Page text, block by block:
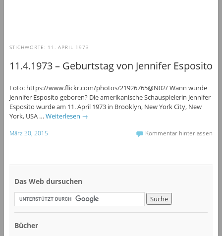
STICHWORTE: 11. APRIL 1973
11.4.1973 – Geburtstag von Jennifer Esposito
Foto: https://www.flickr.com/photos/21926765@N02/ Wann wurde
Jennifer Esposito geboren? Die amerikanische Schauspielerin Jennifer
Esposito wurde am 11. April 1973 in Brooklyn, New York City, New
York, USA … Weiterlesen →
März 30, 2015 Kommentar hinterlassen
Das Web dursuchen
Bücher